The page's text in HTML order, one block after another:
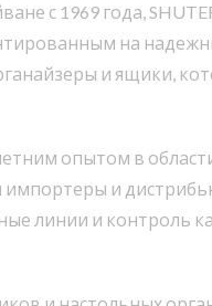
с 1969 года,
на
и ящики,
опытом в
импортеры и
линии и контроль